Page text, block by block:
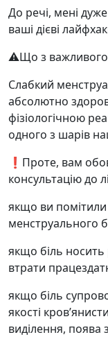
До речі, мені
ваші дієві
⚠️Що з
Слабкий
абсолютно
фізіологічною
одного з шарів
❗️Проте, вам
консультацію до
якщо ви
менструального
якщо біль носить
втрати
якщо біль
якості
виділення, поява